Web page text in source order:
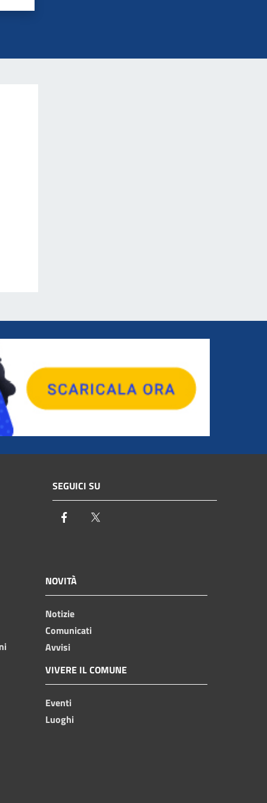
SEGUICI SU
Facebook
NOVITÀ
Notizie
Comunicati
Avvisi
VIVERE IL COMUNE
Eventi
Luoghi